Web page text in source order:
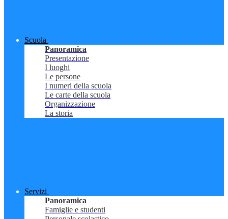
Scuola
Panoramica
Presentazione
I luoghi
Le persone
I numeri della scuola
Le carte della scuola
Organizzazione
La storia
Servizi
Panoramica
Famiglie e studenti